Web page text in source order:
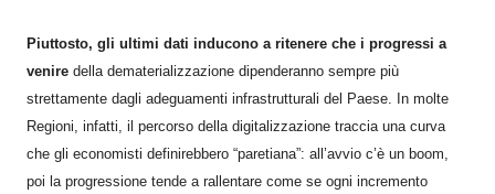
Piuttosto, gli ultimi dati inducono a ritenere che i progressi a
venire della dematerializzazione dipenderanno sempre più
strettamente dagli adeguamenti infrastrutturali del Paese. In molte
Regioni, infatti, il percorso della digitalizzazione traccia una curva
che gli economisti definirebbero “paretiana”: all’avvio c’è un boom,
poi la progressione tende a rallentare come se ogni incremento